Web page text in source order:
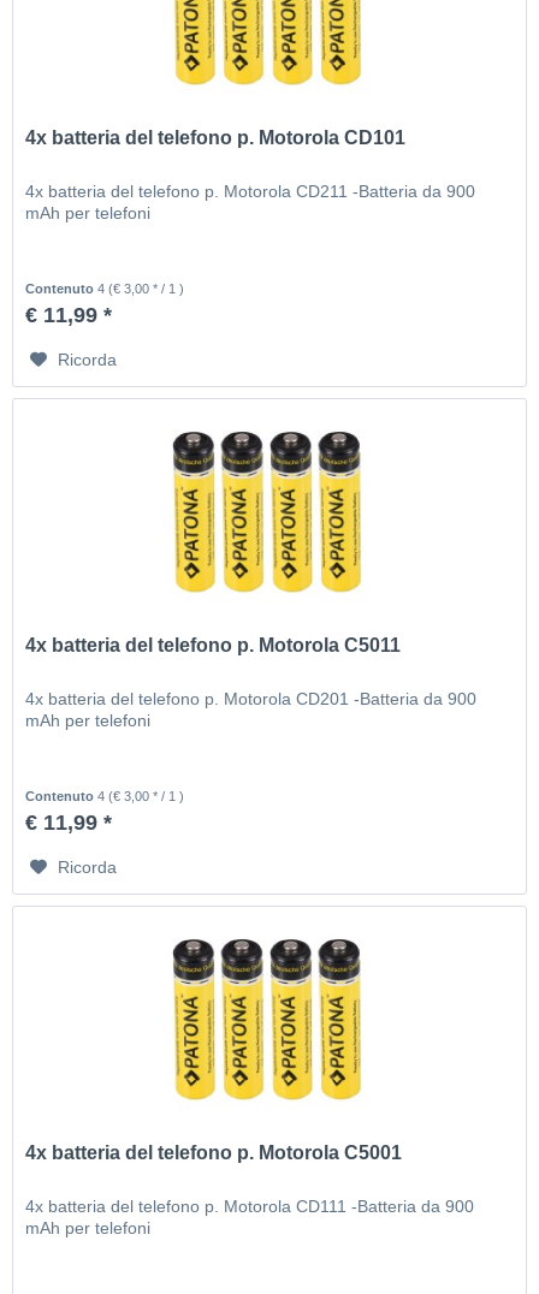
4x batteria del telefono p. Motorola CD101
4x batteria del telefono p. Motorola CD211 -Batteria da 900
mAh per telefoni
Contenuto4(€ 3,00 * / 1 )
€ 11,99 *
Ricorda
4x batteria del telefono p. Motorola C5011
4x batteria del telefono p. Motorola CD201 -Batteria da 900
mAh per telefoni
Contenuto4(€ 3,00 * / 1 )
€ 11,99 *
Ricorda
4x batteria del telefono p. Motorola C5001
4x batteria del telefono p. Motorola CD111 -Batteria da 900
mAh per telefoni